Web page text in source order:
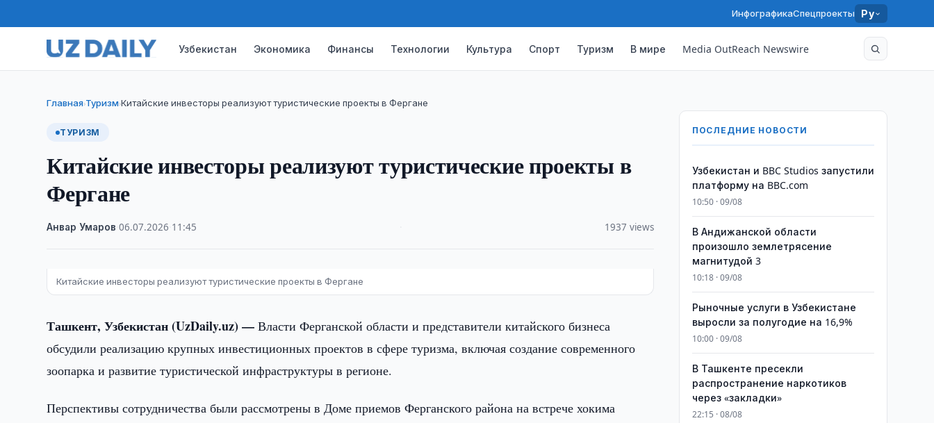
ИнфографикаСпецпроекты Ру
Узбекистан Экономика Финансы Технологии Культура Спорт Туризм В мире Media OutReach Newswire
Главная›Туризм›Китайские инвесторы реализуют туристические проекты в Фергане
ТУРИЗМ
Китайские инвесторы реализуют туристические проекты в
Фергане
Анвар Умаров ·06.07.2026 11:45 1937 views
Китайские инвесторы реализуют туристические проекты в Фергане
Ташкент, Узбекистан (UzDaily.uz) —Власти Ферганской области и представители китайского бизнеса
обсудили реализацию крупных инвестиционных проектов в сфере туризма, включая создание современного
зоопарка и развитие туристической инфраструктуры в регионе.
Перспективы сотрудничества были рассмотрены в Доме приемов Ферганского района на встрече хокима
ПОСЛЕДНИЕ НОВОСТИ
Узбекистан и BBC Studios запустили
платформу на BBC.com
10:50 · 09/08
В Андижанской области
произошло землетрясение
магнитудой 3
10:18 · 09/08
Рыночные услуги в Узбекистане
выросли за полугодие на 16,9%
10:00 · 09/08
В Ташкенте пресекли
распространение наркотиков
через «закладки»
22:15 · 08/08